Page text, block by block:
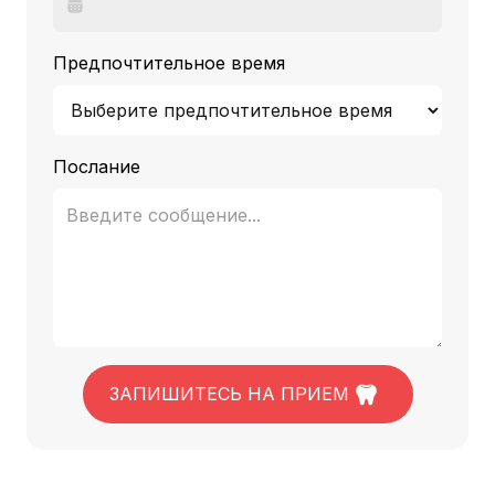
Предпочтительное время
Послание